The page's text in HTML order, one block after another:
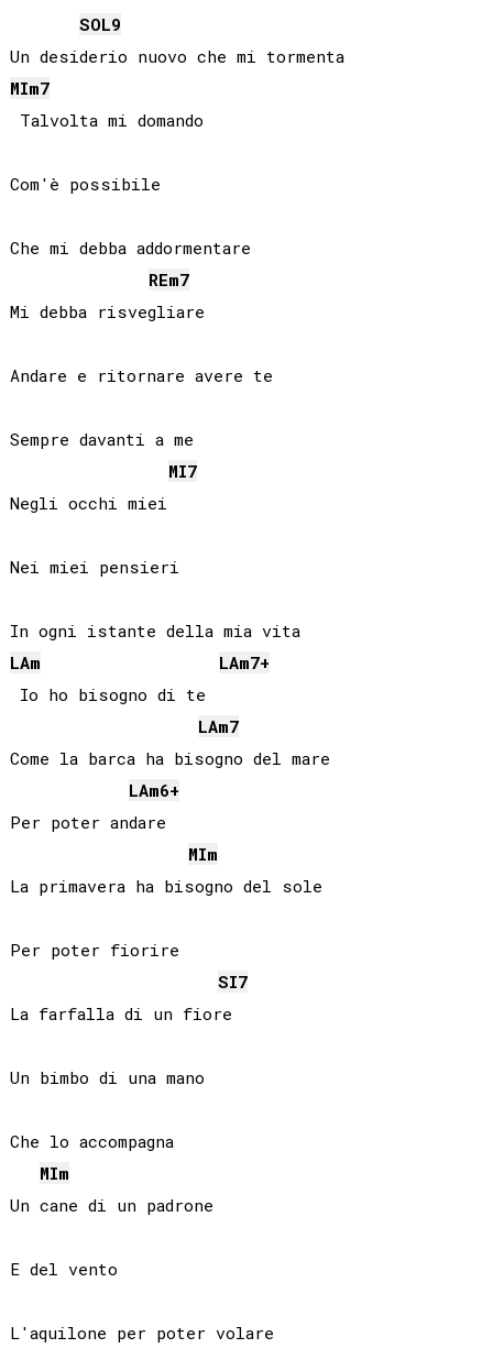
SOL9
Un desiderio nuovo che mi tormenta
MIm7
Talvolta mi domando
Com'è possibile
Che mi debba addormentare
REm7
Mi debba risvegliare
Andare e ritornare avere te
Sempre davanti a me
MI7
Negli occhi miei
Nei miei pensieri
In ogni istante della mia vita
LAm LAm7+
Io ho bisogno di te
LAm7
Come la barca ha bisogno del mare
LAm6+
Per poter andare
MIm
La primavera ha bisogno del sole
Per poter fiorire
SI7
La farfalla di un fiore
Un bimbo di una mano
Che lo accompagna
MIm
Un cane di un padrone
E del vento
L'aquilone per poter volare